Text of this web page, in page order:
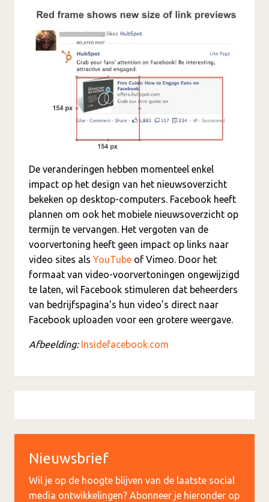
De veranderingen hebben momenteel enkel
impact op het design van het nieuwsoverzicht
bekeken op desktop-computers. Facebook heeft
plannen om ook het mobiele nieuwsoverzicht op
termijn te vervangen. Het vergoten van de
voorvertoning heeft geen impact op links naar
video sites als YouTube of Vimeo. Door het
formaat van video-voorvertoningen ongewijzigd
te laten, wil Facebook stimuleren dat beheerders
van bedrijfspagina’s hun video’s direct naar
Facebook uploaden voor een grotere weergave.
Afbeelding: Insidefacebook.com
Nieuwsbrief
Wil je op de hoogte blijven van de laatste social
media ontwikkelingen? Abonneer je hieronder op